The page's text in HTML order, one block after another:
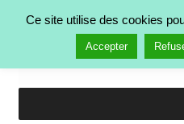
Rechercher :
Ce site utilise des cookies
Accepter